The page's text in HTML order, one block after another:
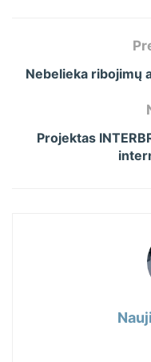
Nebelieka ribojimų
Projektas